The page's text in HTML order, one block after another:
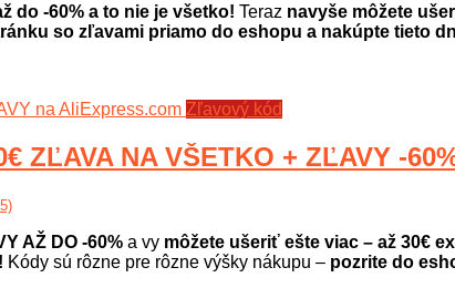
do -60% a to nie je všetko! Teraz navyše môžete
so zľavami priamo do eshopu a nakúpte tieto
Zľavový kód
ZĽAVA NA VŠETKO + ZĽAVY -
AŽ DO -60% a vy môžete ušeriť ešte viac – až 30€
Kódy sú rôzne pre rôzne výšky nákupu – pozrite do